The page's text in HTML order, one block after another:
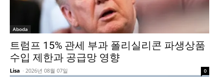
Aboda
트럼프 15% 관세 부과 폴리실리콘 파생상품
수입 제한과 공급망 영향
Lisa - 2026년 08월 07일 0